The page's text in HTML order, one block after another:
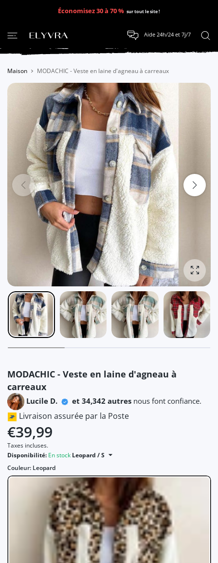
Économisez 30 à 70 % sur tout le site !
Aide 24h/24 et 7j/7
Maison MODACHIC - Veste en laine d'agneau à carreaux
MODACHIC - Veste en laine d'agneau à
carreaux
Lucile D. et 34,342 autres nous font confiance.
Livraison assurée par la Poste
€39,99
Taxes incluses.
Disponibilité: En stock Leopard / S
Couleur: Leopard